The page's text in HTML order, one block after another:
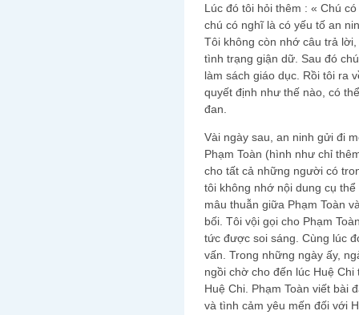
Lúc đó tôi hỏi thêm : « Chú
chú có nghĩ là có yếu tố an
Tôi không còn nhớ câu trả
tình trạng giận dữ. Sau đó
làm sách giáo dục. Rồi tôi ra
quyết định như thế nào, có
đan.
Vài ngày sau, an ninh gửi đi
Phạm Toàn (hình như chỉ
cho tất cả những người có
tôi không nhớ nội dung cụ
mâu thuẫn giữa Phạm Toàn
bối. Tôi vội gọi cho Phạm
tức được soi sáng. Cùng lúc
vấn. Trong những ngày ấy,
ngồi chờ cho đến lúc Huệ
Huệ Chi. Phạm Toàn viết bài
và tình cảm yêu mến đối với